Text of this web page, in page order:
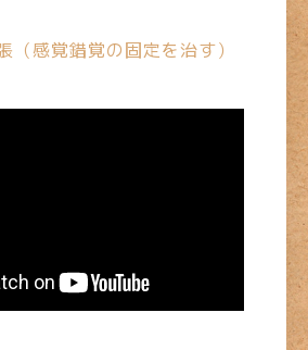
（感覚錯覚の固定を治す）